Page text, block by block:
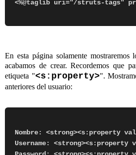
En esta página solamente mostraremos
acabamos de crear. Recordemos que
etiqueta "<s:property>".
anteriores del usuario:
Nombre: <strong><s:property
Username: <strong><s:property